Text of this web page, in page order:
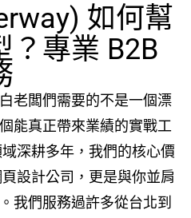
如何幫
？專業 B2B
老闆們需要的不是一個漂
能真正帶來業績的實戰工
深耕多年，我們的核心價
設計公司，更是與你並肩
我們服務過許多從台北到